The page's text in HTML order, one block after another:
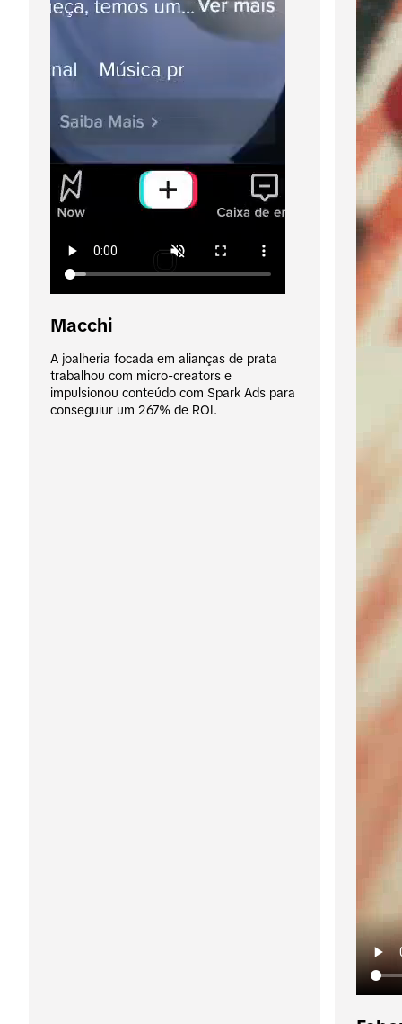
Macchi
A joalheria focada em alianças de prata
trabalhou com micro-creators e
impulsionou conteúdo com Spark Ads para
conseguiur um 267% de ROI.